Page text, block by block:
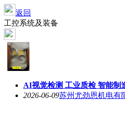
返回
工控系统及装备
AI视觉检测 工业质检 智能制
2026-06-09苏州尤劲恩机电有